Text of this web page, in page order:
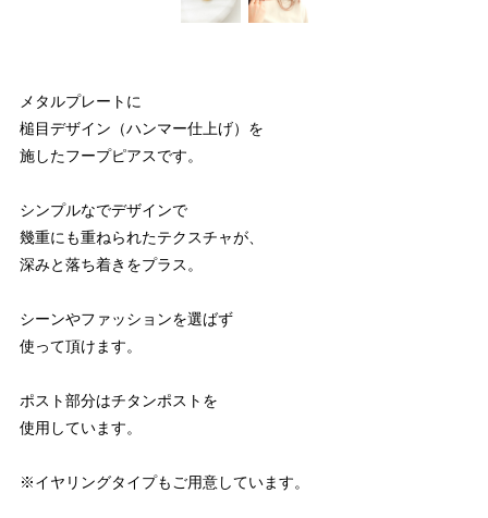
メタルプレートに
槌目デザイン（ハンマー仕上げ）を
施したフープピアスです。
シンプルなでデザインで
幾重にも重ねられたテクスチャが、
深みと落ち着きをプラス。
シーンやファッションを選ばず
使って頂けます。
ポスト部分はチタンポストを
使用しています。
※イヤリングタイプもご用意しています。